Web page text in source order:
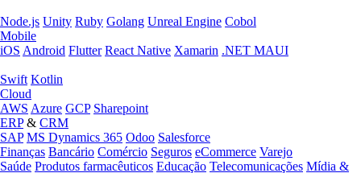
Node.js Unity Ruby Golang Unreal Engine Cobol
Mobile
iOS Android Flutter React Native Xamarin .NET MAUI
Swift Kotlin
Cloud
AWS Azure GCP Sharepoint
ERP& CRM
SAP MS Dynamics 365 Odoo Salesforce
Finanças Bancário Comércio Seguros eCommerce Varejo
Saúde Produtos farmacêuticos Educação Telecomunicações Mídia &